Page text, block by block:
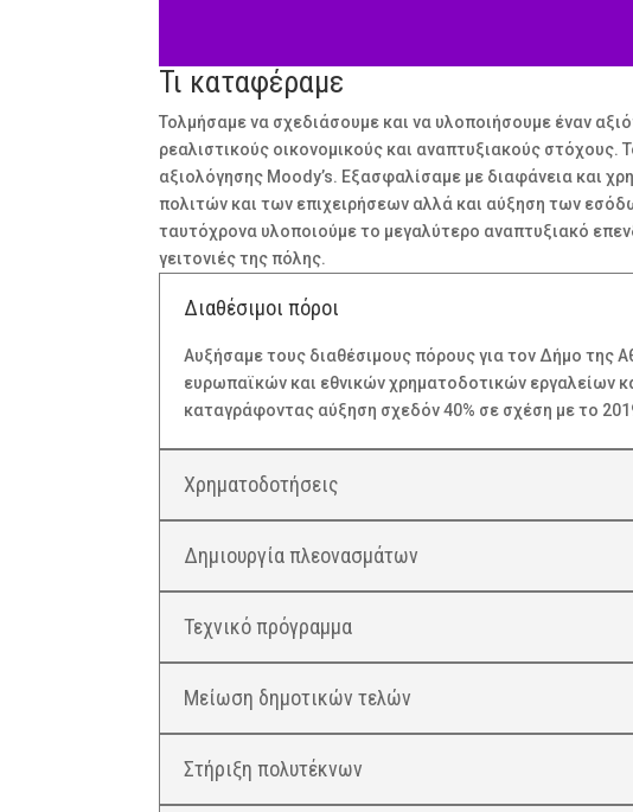
Τι καταφέραμε
Τολμήσαμε να σχεδιάσουμε και να υλοποιήσουμε έναν
ρεαλιστικούς οικονομικούς και αναπτυξιακούς στόχους.
αξιολόγησης Moody’s. Εξασφαλίσαμε με διαφάνεια και
πολιτών και των επιχειρήσεων αλλά και αύξηση των
ταυτόχρονα υλοποιούμε το μεγαλύτερο αναπτυξιακό
γειτονιές της πόλης.
Διαθέσιμοι πόροι
Αυξήσαμε τους διαθέσιμους πόρους για τον Δήμο της
ευρωπαϊκών και εθνικών χρηματοδοτικών εργαλείων
καταγράφοντας αύξηση σχεδόν 40% σε σχέση με το
Χρηματοδοτήσεις
Δημιουργία πλεονασμάτων
Τεχνικό πρόγραμμα
Μείωση δημοτικών τελών
Στήριξη πολυτέκνων